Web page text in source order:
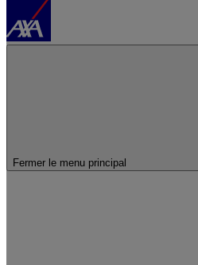
Fermer le menu principal